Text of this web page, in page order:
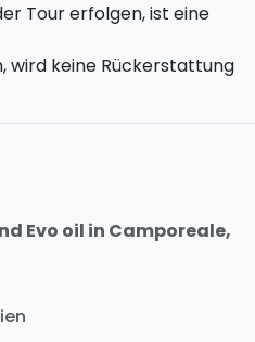
Tour erfolgen, ist eine
wird keine Rückerstattung
Evo oil in Camporeale,